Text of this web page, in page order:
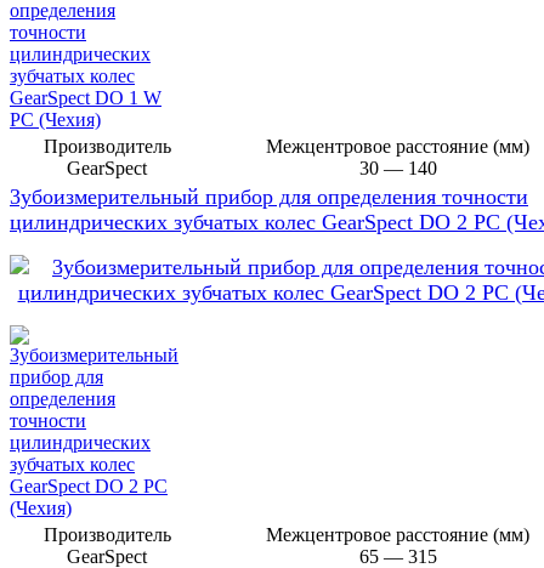
Производитель
GearSpect
Межцентровое расстояние (мм)
30 — 140
3убоизмерительный прибор для определения точности
цилиндрических зубчатых колес GearSpect DO 2 PC
Производитель
GearSpect
Межцентровое расстояние (мм)
65 — 315